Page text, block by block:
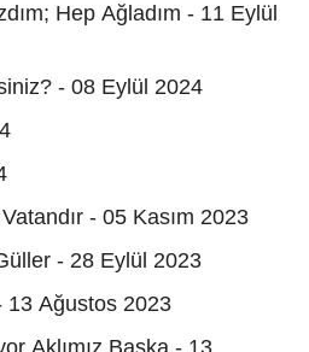
Hep Ağladım - 11 Eylül
- 08 Eylül 2024
- 05 Kasım 2023
- 28 Eylül 2023
13 Ağustos 2023